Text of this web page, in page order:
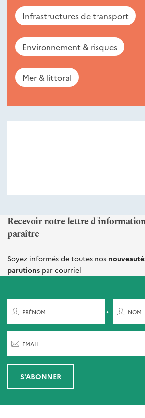
Infrastructures de transport
Environnement & risques
Mer & littoral
Recevoir notre lettre
paraître
Soyez informés de toutes nos
parutions par courriel
PRÉNOM NOM
EMAIL
S'ABONNER